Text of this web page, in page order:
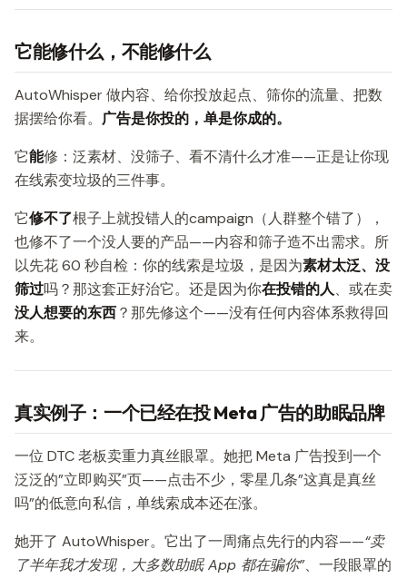
它能修什么，不能修什么
AutoWhisper 做内容、给你投放起点、筛你的流量、把数
据摆给你看。 广告是你投的，单是你成的。
它能修：泛素材、没筛子、看不清什么才准——正是让你现
在线索变垃圾的三件事。
它修不了根子上就投错人的campaign（人群整个错了），
也修不了一个没人要的产品——内容和筛子造不出需求。所
以先花 60 秒自检：你的线索是垃圾，是因为素材太泛、没
筛过吗？那这套正好治它。还是因为你在投错的人、或在卖
没人想要的东西？那先修这个——没有任何内容体系救得回
来。
真实例子：一个已经在投 Meta 广告的助眠品牌
一位 DTC 老板卖重力真丝眼罩。她把 Meta 广告投到一个
泛泛的”立即购买”页——点击不少，零星几条”这真是真丝
吗”的低意向私信，单线索成本还在涨。
她开了 AutoWhisper。它出了一周痛点先行的内容——“卖
了半年我才发现，大多数助眠 App 都在骗你”、一段眼罩的